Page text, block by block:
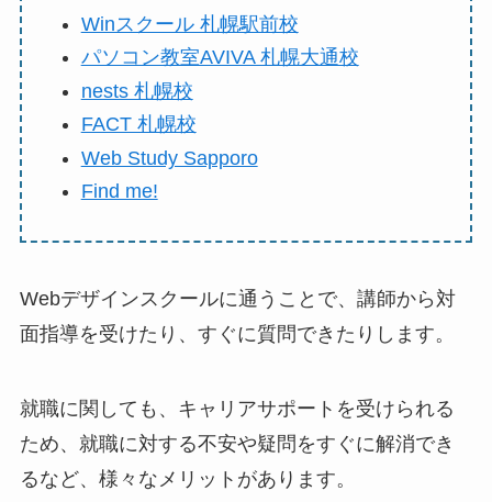
Winスクール 札幌駅前校
パソコン教室AVIVA 札幌大通校
nests 札幌校
FACT 札幌校
Web Study Sapporo
Find me!
Webデザインスクールに通うことで、講師から対
面指導を受けたり、すぐに質問できたりします。
就職に関しても、キャリアサポートを受けられる
ため、就職に対する不安や疑問をすぐに解消でき
るなど、様々なメリットがあります。